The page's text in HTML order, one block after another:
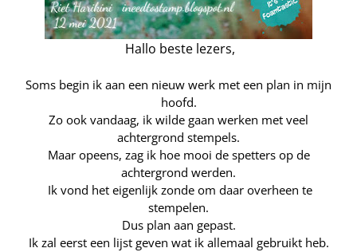
Hallo beste lezers,
Soms begin ik aan een nieuw werk met een plan in mijn
hoofd.
Zo ook vandaag, ik wilde gaan werken met veel
achtergrond stempels.
Maar opeens, zag ik hoe mooi de spetters op de
achtergrond werden.
Ik vond het eigenlijk zonde om daar overheen te
stempelen.
Dus plan aan gepast.
Ik zal eerst een lijst geven wat ik allemaal gebruikt heb.